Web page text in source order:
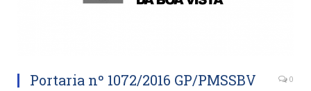
Portaria nº 1072/2016 GP/PMSSBV
0